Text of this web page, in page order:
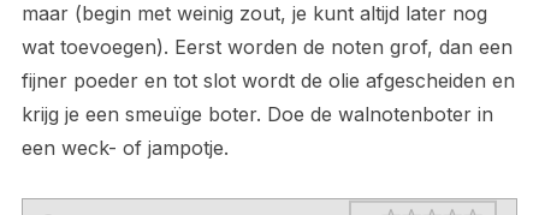
maar (begin met weinig zout, je kunt altijd later nog
wat toevoegen). Eerst worden de noten grof, dan een
fijner poeder en tot slot wordt de olie afgescheiden en
krijg je een smeuïge boter. Doe de walnotenboter in
een weck- of jampotje.